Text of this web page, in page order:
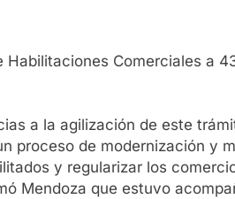
Comerciales a
a la agilización de este
proceso de modernización y
y regularizar los
Mendoza que estuvo